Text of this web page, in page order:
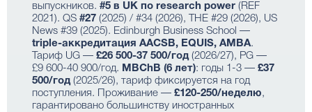
выпускников. #5 в UK по research power (REF
2021). QS #27 (2025) / #34 (2026), THE #29 (2026), US
News #39 (2025). Edinburgh Business School —
triple-аккредитация AACSB, EQUIS, AMBA.
Тариф UG — £26 500-37 500/год(2026/27), PG —
£9 600-40 900/год. MBChB (6 лет): годы 1-3 — £37
500/год(2025/26), тариф фиксируется на год
поступления. Проживание — £120-250/неделю,
гарантировано большинству иностранных